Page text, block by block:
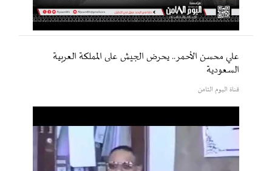
علي محسن الأحمر.. يحرض الجيش على المملكة العربية
السعودية
قناة اليوم الثامن